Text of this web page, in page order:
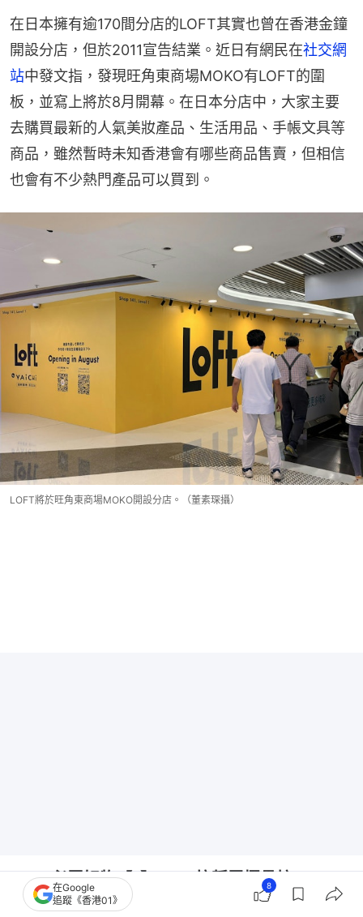
在日本擁有逾170間分店的LOFT其實也曾在香港金鐘
開設分店，但於2011宣告結業。近日有網民在社交網
站中發文指，發現旺角東商場MOKO有LOFT的圍
板，並寫上將於8月開幕。在日本分店中，大家主要
去購買最新的人氣美妝產品、生活用品、手帳文具等
商品，雖然暫時未知香港會有哪些商品售賣，但相信
也會有不少熱門產品可以買到。
LOFT將於旺角東商場MOKO開設分店。（董素琛攝）
LOFT必買好物【1】ReFa抗靜電摺疊梳
ReFa的抗靜電心型摺疊梳自推出以來，吸引不少人特
在Google
追蹤《香港01》
8